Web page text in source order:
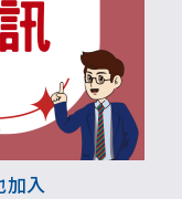
加入